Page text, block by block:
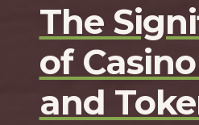
The
of
and